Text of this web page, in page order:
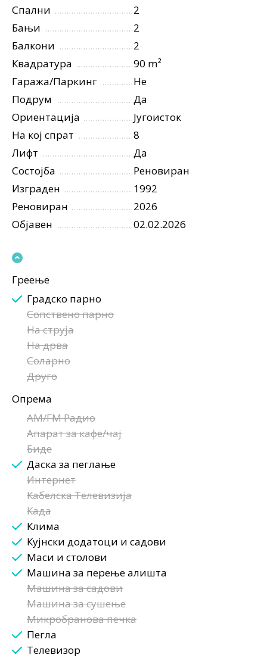
Спални
2
Бањи
2
Балкони
2
Квадратура
90 m²
Гаража/Паркинг
Не
Подрум
Да
Ориентација
Југоисток
На кој спрат
8
Лифт
Да
Состојба
Реновиран
Изграден
1992
Реновиран
2026
Објавен
02.02.2026
Греење
Градско парно
Сопствено парно
На струја
На дрва
Соларно
Друго
Опрема
AM/FM Радио
Апарат за кафе/чај
Биде
Даска за пеглање
Интернет
Кабелска Телевизија
Када
Клима
Кујнски додатоци и садови
Маси и столови
Машина за перење алишта
Машина за садови
Машина за сушење
Микробранова печка
Пегла
Телевизор